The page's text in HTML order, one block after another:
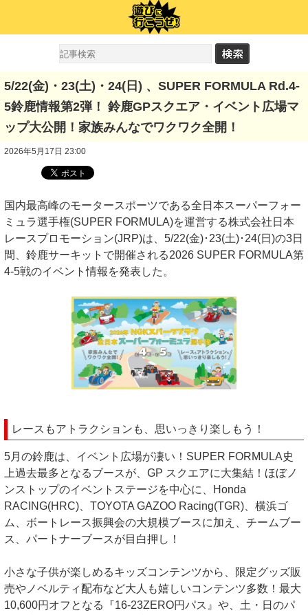
5/22(⾦)・23(⼟)・24(⽇) 、SUPER FORMULA Rd.4-
5鈴⿅情報第2弾！ 鈴⿅GPスクエア・イベント広場マ
ップ⼤公開！家族みんなでワクワク全開！
2026年5月17日 23:00
国内最⾼峰のモータースポーツである全⽇本スーパーフォー
ミュラ選⼿権(SUPER FORMULA)を運営する株式会社⽇本
レースプロモーション(JRP)は、5/22(⾦)･23(⼟)･24(⽇)の3⽇
間、鈴⿅サーキットで開催される2026 SUPER FORMULA第
4-5戦のイベント情報を発表した。
レースもアトラクションも、思いっきり楽しもう！
5⽉の鈴⿅は、イベント広場が凄い！SUPER FORMULA史
上過去最多となるブースが、GP スクエアに⼤集結！ほぼノ
ンストップのイベントステージを中⼼に、Honda
RACING(HRC)、TOYOTA GAZOO Racing(TGR)、横浜ゴ
ム、ボートレース振興会の⼤規模ブースに加え、チームブー
ス、パートナーブースが⽬⽩押し！
⼩さな子供が楽しめるキッズコンテンツから、限定グッズ販
売やノベルティ配布など⼤⼈も嬉しいコンテンツ多数！最⼤
10,600円オフとなる『16-23ZERO円パス』や、⼟・⽇のパ